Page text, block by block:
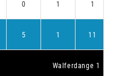
0 1 1
5 1 11
Walferdange 1